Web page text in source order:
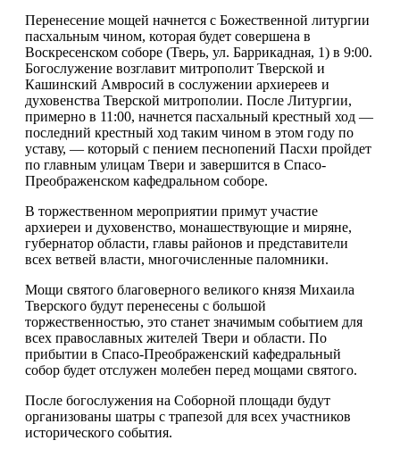
Перенесение мощей начнется с Божественной литургии
пасхальным чином, которая будет совершена в
Воскресенском соборе (Тверь, ул. Баррикадная, 1) в 9:00.
Богослужение возглавит митрополит Тверской и
Кашинский Амвросий в сослужении архиереев и
духовенства Тверской митрополии. После Литургии,
примерно в 11:00, начнется пасхальный крестный ход —
последний крестный ход таким чином в этом году по
уставу, — который с пением песнопений Пасхи пройдет
по главным улицам Твери и завершится в Спасо-
Преображенском кафедральном соборе.
В торжественном мероприятии примут участие
архиереи и духовенство, монашествующие и миряне,
губернатор области, главы районов и представители
всех ветвей власти, многочисленные паломники.
Мощи святого благоверного великого князя Михаила
Тверского будут перенесены с большой
торжественностью, это станет значимым событием для
всех православных жителей Твери и области. По
прибытии в Спасо-Преображенский кафедральный
собор будет отслужен молебен перед мощами святого.
После богослужения на Соборной площади будут
организованы шатры с трапезой для всех участников
исторического события.